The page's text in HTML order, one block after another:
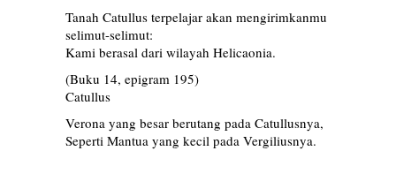
Tanah Catullus terpelajar akan mengirimkanmu
selimut-selimut:
Kami berasal dari wilayah Helicaonia.
(Buku 14, epigram 195)
Catullus
Verona yang besar berutang pada Catullusnya,
Seperti Mantua yang kecil pada Vergiliusnya.